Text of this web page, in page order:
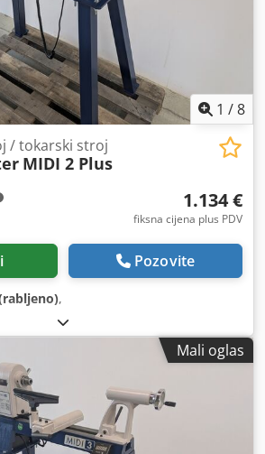
1 /8
/ tokarski stroj
MIDI 2 Plus
1.134 €
fiksna cijena plus PDV
Pozovite
,
Mali oglas